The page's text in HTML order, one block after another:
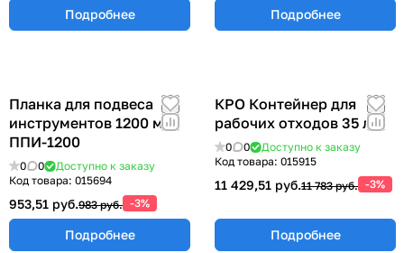
Подробнее Подробнее
Планка для подвеса
инструментов 1200 мм
ППИ-1200
0 0
Доступно к заказу
Код товара: 015694
953,51 руб.983 руб. -3%
Подробнее
КРО Контейнер для
рабочих отходов 35 л.
0 0
Доступно к заказу
Код товара: 015915
11 429,51 руб.11 783 руб. -3%
Подробнее